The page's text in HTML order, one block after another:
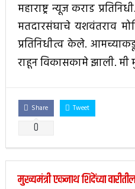
महाराष्ट्र न्यूज कराड
मतदारसंघाचे यशवंतराव
प्रतिनिधीत्व केले.
राहून विकासकामे झाली. मी
Share
0
Tweet
मुख्यमंत्री एकनाथ शिंदेंच्या